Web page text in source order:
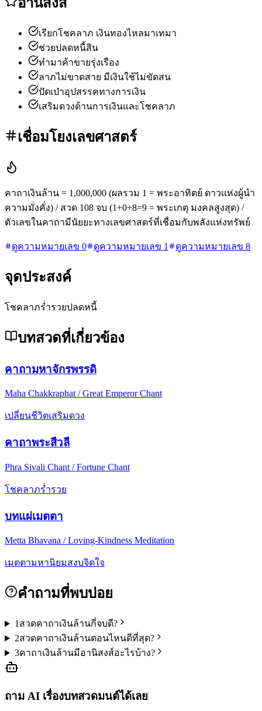
อานิสงส์
เรียกโชคลาภ เงินทองไหลมาเทมา
ช่วยปลดหนี้สิน
ทำมาค้าขายรุ่งเรือง
ลาภไม่ขาดสาย มีเงินใช้ไม่ขัดสน
ปัดเป่าอุปสรรคทางการเงิน
เสริมดวงด้านการเงินและโชคลาภ
เชื่อมโยงเลขศาสตร์
คาถาเงินล้าน = 1,000,000 (ผลรวม 1 = พระอาทิตย์ ดาวแห่งผู้นำ
ความมั่งคั่ง) / สวด 108 จบ (1+0+8=9 = พระเกตุ มงคลสูงสุด) /
ตัวเลขในคาถามีนัยยะทางเลขศาสตร์ที่เชื่อมกับพลังแห่งทรัพย์
ดูความหมายเลข 0 ดูความหมายเลข 1 ดูความหมายเลข 8
จุดประสงค์
โชคลาภร่ำรวยปลดหนี้
บทสวดที่เกี่ยวข้อง
คาถามหาจักรพรรดิ
Maha Chakkraphat / Great Emperor Chant
เปลี่ยนชีวิตเสริมดวง
คาถาพระสีวลี
Phra Sivali Chant / Fortune Chant
โชคลาภร่ำรวย
บทแผ่เมตตา
Metta Bhavana / Loving-Kindness Meditation
เมตตามหานิยมสงบจิตใจ
คำถามที่พบบ่อย
1 สวดคาถาเงินล้านกี่จบดี?
2สวดคาถาเงินล้านตอนไหนดีที่สุด?
3คาถาเงินล้านมีอานิสงส์อะไรบ้าง?
ถาม AI เรื่องบทสวดมนต์ได้เลย